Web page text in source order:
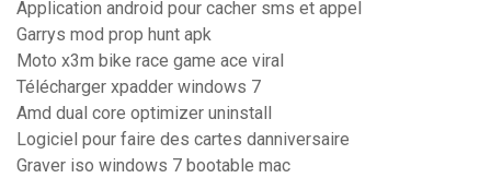
Application android pour cacher sms et appel
Garrys mod prop hunt apk
Moto x3m bike race game ace viral
Télécharger xpadder windows 7
Amd dual core optimizer uninstall
Logiciel pour faire des cartes danniversaire
Graver iso windows 7 bootable mac